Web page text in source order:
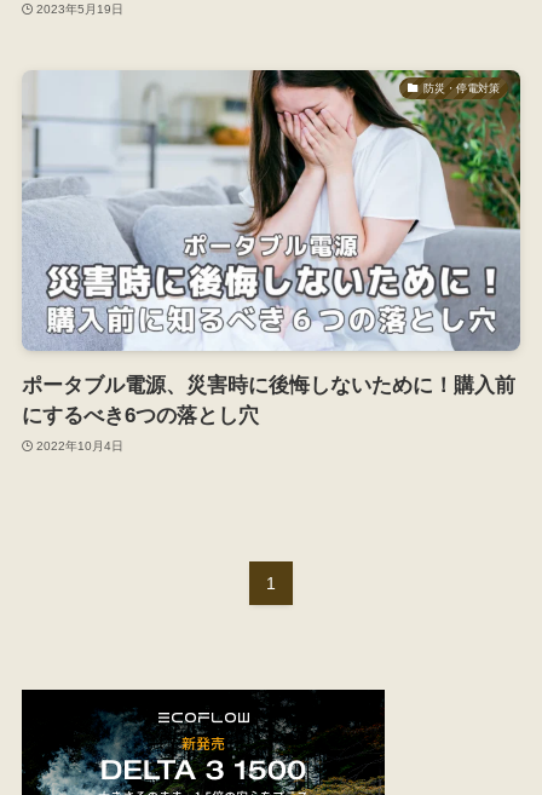
2023年5月19日
防災・停電対策
ポータブル電源、災害時に後悔しないために！購入前
にするべき6つの落とし穴
2022年10月4日
1